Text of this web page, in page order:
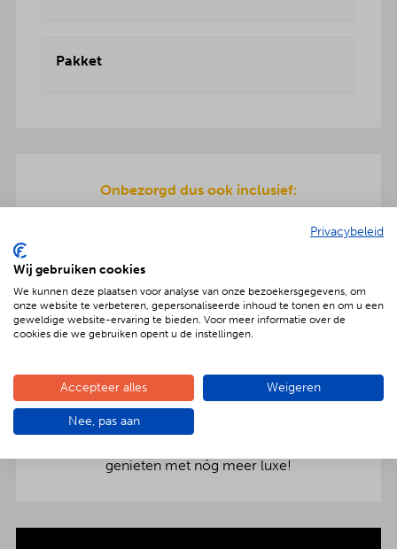
Pakket
Onbezorgd dus ook inclusief:
om de warme hapjes op te warmen. Gratis
Verras jouw gezelschap met een extra feestelijke
aankleding op tafel. Voor maar € 2,- per persoon
extra wordt het vlees en de salades in
genieten met nóg meer luxe!
Privacybeleid
Wij gebruiken cookies
We kunnen deze plaatsen voor analyse van onze bezoekersgegevens, om
onze website te verbeteren, gepersonaliseerde inhoud te tonen en om u een
geweldige website-ervaring te bieden. Voor meer informatie over de
cookies die we gebruiken opent u de instellingen.
Accepteer alles Weigeren
Nee, pas aan